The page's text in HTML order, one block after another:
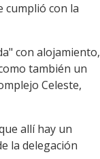
cumplió con la
con alojamiento,
también un
Celeste,
allí hay un
la delegación